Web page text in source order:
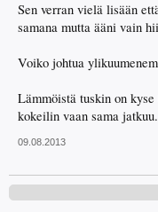
Sen verran vielä lisään
samana mutta ääni vain
Voiko johtua
Lämmöistä tuskin on
kokeilin vaan sama jatkuu.
09.08.2013